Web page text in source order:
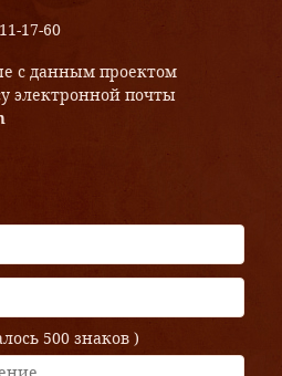
17-60
с данным проектом
электронной почты
500 знаков )